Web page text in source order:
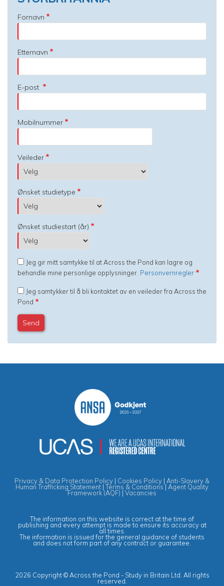
Fornavn
Etternavn
E-post
Mobilnummer
Veileder
Ønsket studietype
Ønsket studiestart (år)
Jeg gir mitt samtykke til at Across the Pond kan lagre og
behandle mine personlige opplysninger. Personvernregler
Jeg samtykker til å bli kontaktet av en veileder fra Across the
Pond
Privacy & Data Protection Policy | Cookies Policy | Anti-Slavery &
Human Trafficking Statement | Terms & Conditions| Agent Quality
Framework (AQF) | Vacancies
The information on this website is correct at the time of
publishing and every attempt is made to ensure its accuracy at
all times.
The information is issued for the general guidance of students
and does not form part of any contract or guarantee.
2026 Copyright © Across the Pond - Study in Britain Ltd. All rights
reserved.